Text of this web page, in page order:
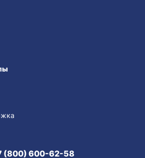
(800) 600-62-58